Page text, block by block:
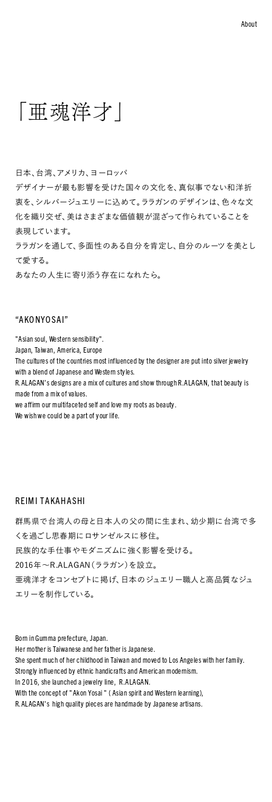
Philosopher
Otegami
About
Stockist
Material & Care
Return Policy
News
Contact
ONLINE STORE
About
「亜魂洋才」
日本、台湾、アメリカ、ヨーロッパ
デザイナーが最も影響を受けた国々の文化を、真似事でない和洋折
衷を、シルバージュエリーに込めて。ララガンのデザインは、色々な文
化を織り交ぜ、美はさまざまな価値観が混ざって作られていることを
表現しています。
ララガンを通して、多面性のある自分を肯定し、自分のルーツを美とし
て愛する。
あなたの人生に寄り添う存在になれたら。
“AKONYOSAI”
"Asian soul, Western sensibility".
Japan, Taiwan, America, Europe
The cultures of the countries most influenced by the designer are put into silver jewelry
with a blend of Japanese and Western styles.
R.ALAGAN’s designs are a mix of cultures and show through R.ALAGAN, that beauty is
made from a mix of values.
we affirm our multifaceted self and love my roots as beauty.
We wish we could be a part of your life.
REIMI TAKAHASHI
群馬県で台湾人の母と日本人の父の間に生まれ、幼少期に台湾で多
くを過ごし思春期にロサンゼルスに移住。
民族的な手仕事やモダニズムに強く影響を受ける。
2016年～R.ALAGAN（ララガン）を設立。
亜魂洋才をコンセプトに掲げ、日本のジュエリー職人と高品質なジュ
エリーを制作している。
Born in Gumma prefecture, Japan.
Her mother is Taiwanese and her father is Japanese.
She spent much of her childhood in Taiwan and moved to Los Angeles with her family.
Strongly influenced by ethnic handicrafts and American modernism.
In 2016, she launched a jewelry line, R.ALAGAN.
With the concept of "Akon Yosai " ( Asian spirit and Western learning),
R.ALAGAN's high quality pieces are handmade by Japanese artisans.